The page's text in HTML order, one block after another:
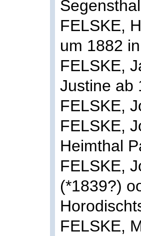
Segensthal
FELSKE,
um 1882
FELSKE,
Justine ab
FELSKE,
FELSKE,
Heimthal
FELSKE,
(*1839?)
FELSKE,